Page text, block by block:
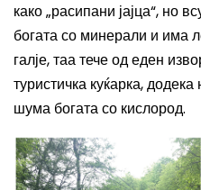
како „расипани јајца“, но
богата со минерали и има
галје, таа тече од еден
туристичка куќарка,
шума богата со кислород.